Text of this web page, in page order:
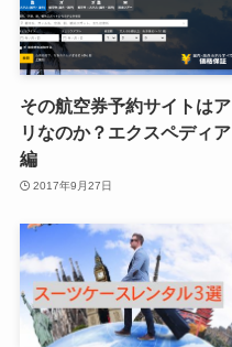
その航空券予約サイトはア
リなのか？エクスペディア
編
2017年9月27日